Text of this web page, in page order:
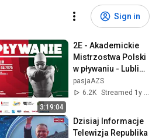
Sign in
3:19:04
2E - Akademickie
Mistrzostwa Polski
w pływaniu - Lublin
2025
pasjaAZS
6.2K
Streamed 1y ago
Dzisiaj Informacje
Telewizja Republika